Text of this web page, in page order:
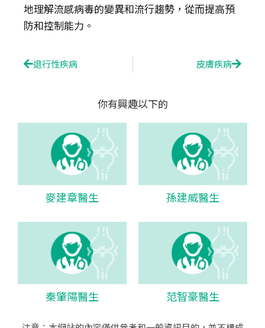
地理解流感病毒的變異和流行趨勢，從而提高預
防和控制能力。
Prev
退行性疾病 皮膚疾病Next
你有興趣以下的
麥建章醫生 孫建威醫生
秦肇陽醫生 范智豪醫生